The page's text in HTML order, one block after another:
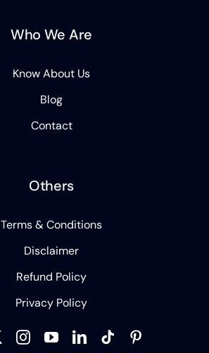
Who We Are
Know About Us
Blog
Contact
Others
Terms & Conditions
Disclaimer
Refund Policy
Privacy Policy